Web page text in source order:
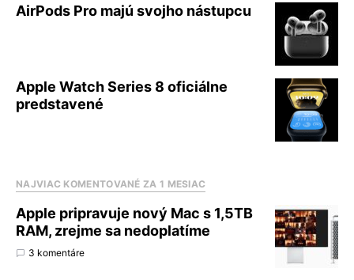
AirPods Pro majú svojho nástupcu
Apple Watch Series 8 oficiálne
predstavené
NAJVIAC KOMENTOVANÉ ZA 1 MESIAC
Apple pripravuje nový Mac s 1,5TB
RAM, zrejme sa nedoplatíme
3 komentáre